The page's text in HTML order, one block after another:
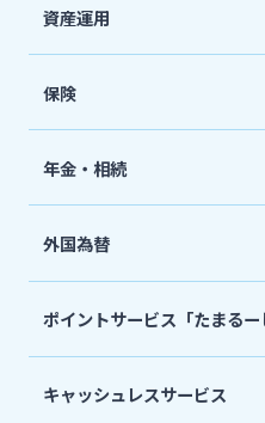
定期預金
おまとめローン
「おまとめ1（ワン
住宅ローン
フリーローン
マイカーローン
ローンシミュレーショ
資産運用
国債
保険
ネット定期保険
ネット医療保険
死亡保険（生命保険
生命保険
年金・相続
国民年金基金
個人型確定拠出年金
相続関連サービス
外国為替
外貨両替・円建小切
外貨預金
ポイントサービス「たまるー
キャッシュレスサービス